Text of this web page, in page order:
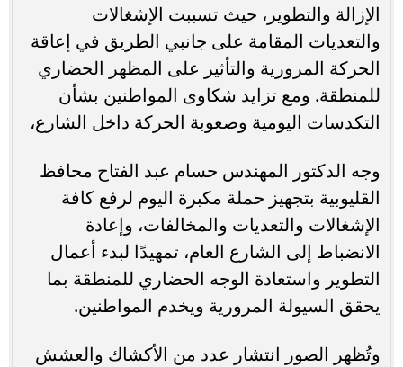
الإزالة والتطوير، حيث تسببت الإشغالات
والتعديات المقامة على جانبي الطريق في إعاقة
الحركة المرورية والتأثير على المظهر الحضاري
للمنطقة. ومع تزايد شكاوى المواطنين بشأن
التكدسات اليومية وصعوبة الحركة داخل الشارع،
وجه الدكتور المهندس حسام عبد الفتاح محافظ
القليوبية بتجهيز حملة مكبرة اليوم لرفع كافة
الإشغالات والتعديات والمخالفات، وإعادة
الانضباط إلى الشارع العام، تمهيدًا لبدء أعمال
التطوير واستعادة الوجه الحضاري للمنطقة بما
يحقق السيولة المرورية ويخدم المواطنين.
وتُظهر الصور انتشار عدد من الأكشاك والعشش